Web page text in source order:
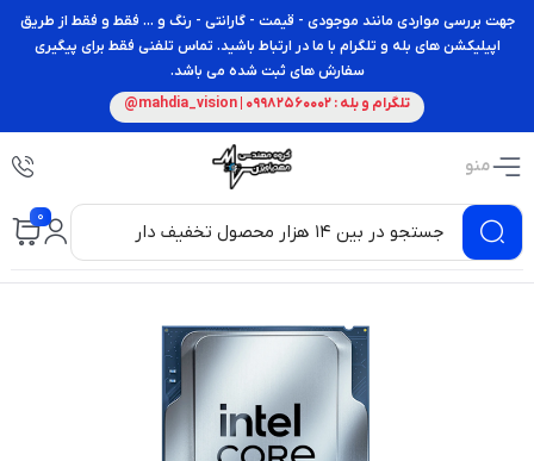
جهت بررسی مواردی مانند موجودی - قیمت - گارانتی - رنگ و ... فقط و فقط از طریق
اپیلیکشن های بله و تلگرام با ما در ارتباط باشید. تماس تلفنی فقط برای پیگیری
سفارش های ثبت شده می باشد.
تلگرام و بله : 09982560002 | mahdia_vision@
منو
0